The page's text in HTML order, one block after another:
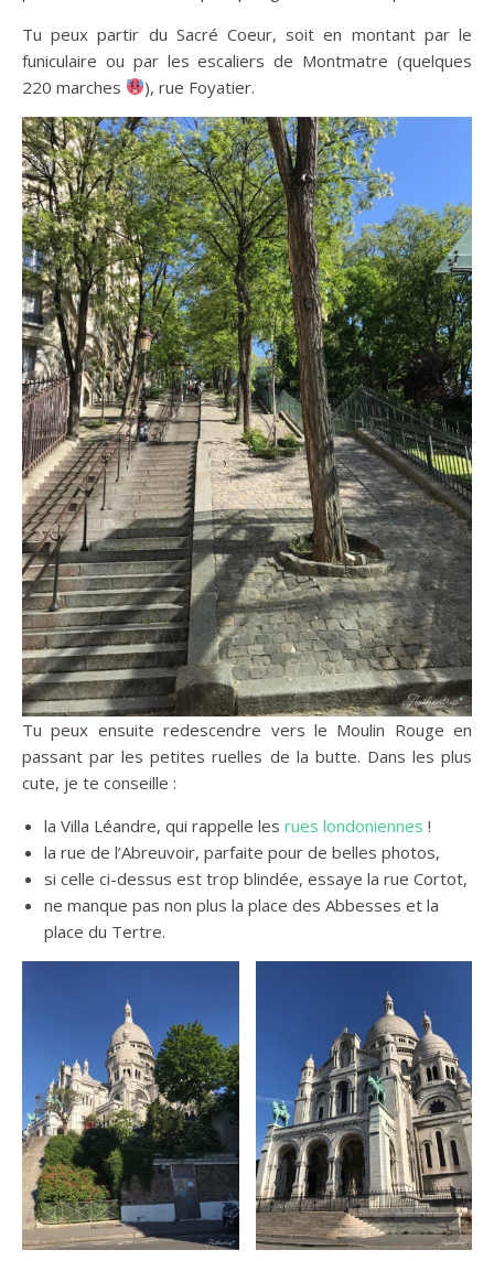
Tu peux partir du Sacré Coeur, soit en montant par le
funiculaire ou par les escaliers de Montmatre (quelques
220 marches
), rue Foyatier.
Tu peux ensuite redescendre vers le Moulin Rouge en
passant par les petites ruelles de la butte. Dans les plus
cute, je te conseille :
la Villa Léandre, qui rappelle les rues londoniennes !
la rue de l’Abreuvoir, parfaite pour de belles photos,
si celle ci-dessus est trop blindée, essaye la rue Cortot,
ne manque pas non plus la place des Abbesses et la
place du Tertre.